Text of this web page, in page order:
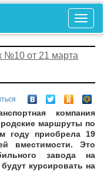
№10 от 21 марта
компания
маршруты по
году приобрела 19
вместимости. Это
завода на
курсировать на